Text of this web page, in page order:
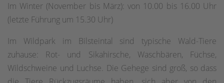
Im Winter (November bis März): von 10.00 bis 16.00 Uhr
(letzte Führung um 15.30 Uhr)
Im Wildpark im Bilsteintal sind typische Wald-Tiere
zuhause: Rot- und Sikahirsche, Waschbären, Füchse,
Wildschweine und Luchse. Die Gehege sind groß, so dass